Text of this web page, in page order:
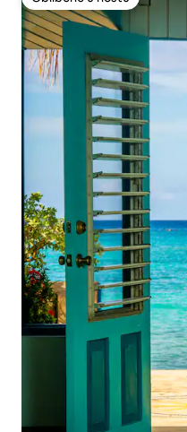
Oblíbené u hostů